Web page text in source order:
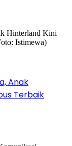
Anak
Terbaik